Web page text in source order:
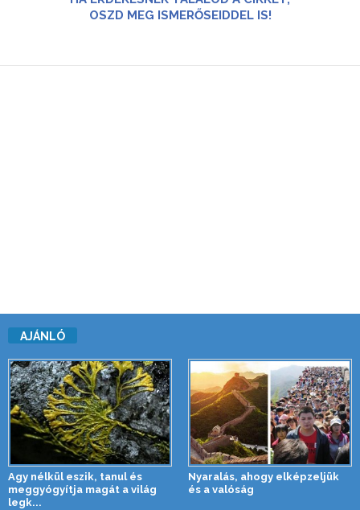
OSZD MEG ISMERŐSEIDDEL IS!
AJÁNLÓ
Agy nélkül eszik, tanul és
meggyógyítja magát a világ
legk...
Nyaralás, ahogy elképzeljük
és a valóság